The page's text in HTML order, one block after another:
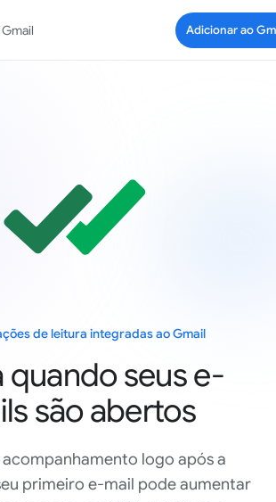
Adicionar ao
de leitura integradas ao Gmail
quando seus e-
são abertos
acompanhamento logo após a
primeiro e-mail pode aumentar